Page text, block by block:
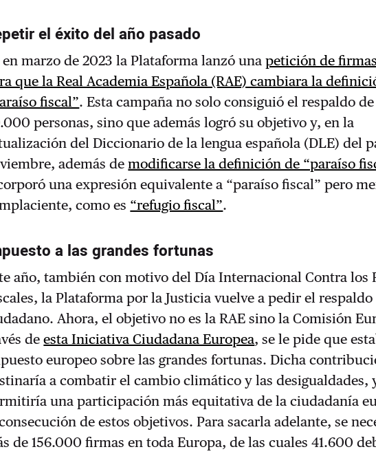
el éxito del año pasado
en marzo de 2023 la Plataforma lanzó unapetición de
que la Real Academia Española (RAE) cambiara la
fiscal”. Esta campaña no solo consiguió el respaldo
personas, sino que además logró su objetivo y, en la
del Diccionario de la lengua española (DLE) del
además demodificarse la definición de “paraíso
una expresión equivalente a “paraíso fiscal” pero
como es “refugio fiscal”.
a las grandes fortunas
año, también con motivo del Día Internacional Contra los
la Plataforma por la Justicia vuelve a pedir el respaldo
Ahora, el objetivo no es la RAE sino la Comisión
deesta Iniciativa Ciudadana Europea, se le pide que
europeo sobre las grandes fortunas. Dicha
a combatir el cambio climático y las desigualdades,
una participación más equitativa de la ciudadanía
de estos objetivos. Para sacarla adelante, se
de 156.000 firmas en toda Europa, de las cuales 41.600